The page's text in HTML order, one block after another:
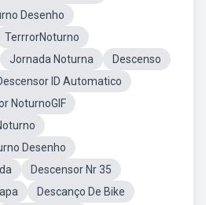
Desenho
TerrrorNoturno
Jornada Noturna
Descenso
ID Automatico
NoturnoGIF
Desenho
Descensor Nr 35
Descanço De Bike